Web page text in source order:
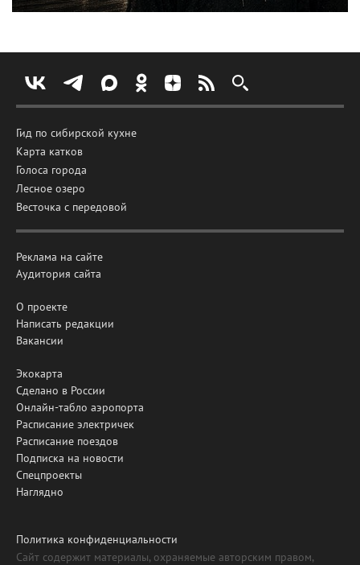
Гид по сибирской кухне
Карта катков
Голоса города
Лесное озеро
Весточка с передовой
Реклама на сайте
Аудитория сайта
О проекте
Написать редакции
Вакансии
Экокарта
Сделано в России
Онлайн-табло аэропорта
Расписание электричек
Расписание поездов
Подписка на новости
Спецпроекты
Наглядно
Политика конфиденциальности
Сайт содержит материалы, охраняемые авторским правом,